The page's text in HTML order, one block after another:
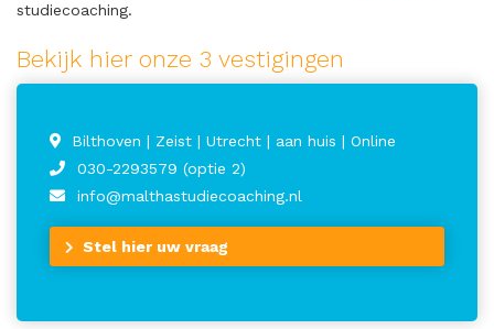
studiecoaching.
Bekijk hier onze 3 vestigingen
Bilthoven | Zeist | Utrecht | aan huis | Online
030-2293579 (optie 2)
info@malthastudiecoaching.nl
Stel hier uw vraag